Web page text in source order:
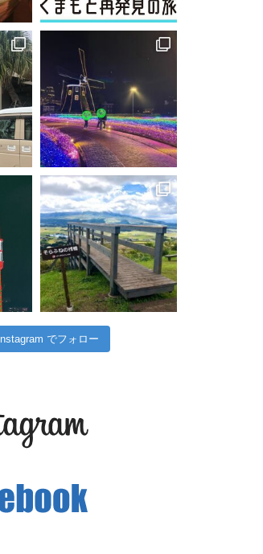
Instagram でフォロー